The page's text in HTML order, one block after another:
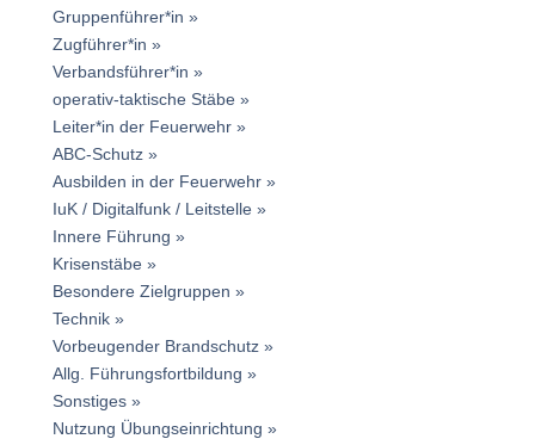
Gruppenführer*in
Zugführer*in
Verbandsführer*in
operativ-taktische Stäbe
Leiter*in der Feuerwehr
ABC-Schutz
Ausbilden in der Feuerwehr
IuK / Digitalfunk / Leitstelle
Innere Führung
Krisenstäbe
Besondere Zielgruppen
Technik
Vorbeugender Brandschutz
Allg. Führungsfortbildung
Sonstiges
Nutzung Übungseinrichtung